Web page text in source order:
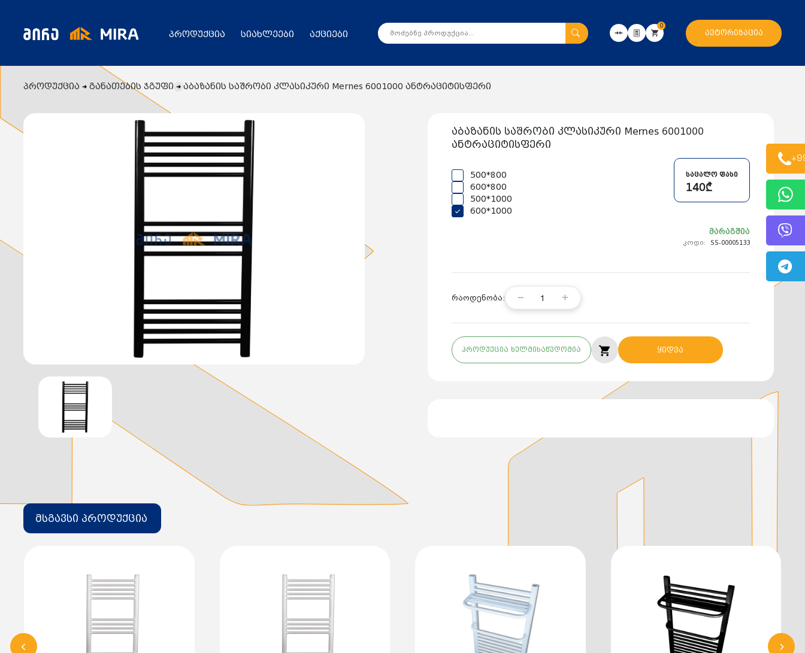
პროდუქცია სიახლეები აქციები
0
ავტორიზაცია
ცენტრალური გათბობის ქვაბები
ქვაბის სათადარიგო ნაწილები
გაზის მილები და მაკომპლექტებლები
გათბობის სისტემის მაკომპლექტებლები
ავარიული ციმციმები ხმოვანი ზარები
ელექტრო სადენის დოლურა
ელექტრო საკომუნიკაციო სადენები
მწერების საკლავი და სათადარიგო ნათურები
სადენის საკონტაქტო ელემენტი ჯგუფი
ტუმბოები და აქსესუარები
ხელის ინსტრუმენტის აქსესუარები
სამაგრი დეტალები ლითონის
ვენტილაცია
საცურაო აუზები და აქსესუარები
ელექტრო კარადები
ძაბვის რეგულატორი და სათადარიგო ნაწილები
ცხაურები
ელექტრო სამონტაჟო ხელსაწყოები
საკანალიზაციო მილები და ფიტინგები
პროდუქცია განათების ჯგუფი აბაზანის საშრობი კლასიკური Mernes 6001000 ანტრაციტისფერი
აბაზანის საშრობი კლასიკური Mernes 6001000
ანტრაციტისფერი
საცალო ფასი
140₾
მარაგშია
კოდი: SS-00005133
500*800
600*800
500*1000
600*1000
რაოდენობა: 1
პროდუქცია ხელმისაწვდომია ყიდვა
მსგავსი პროდუქცია